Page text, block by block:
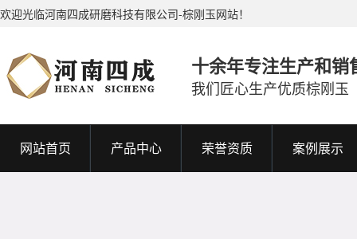
欢迎光临河南四成研磨科技有限公司-棕刚玉网站！
十余年专注生产和销
我们匠心生产优质棕刚玉
网站首页 产品中心 荣誉资质 案例展示